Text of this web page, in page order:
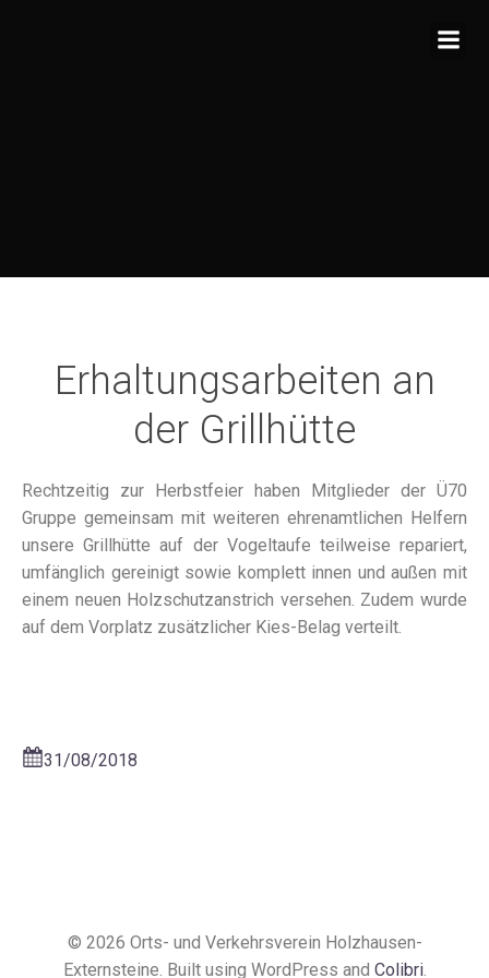
Erhaltungsarbeiten an
der Grillhütte
Rechtzeitig zur Herbstfeier haben Mitglieder der Ü70
Gruppe gemeinsam mit weiteren ehrenamtlichen Helfern
unsere Grillhütte auf der Vogeltaufe teilweise repariert,
umfänglich gereinigt sowie komplett innen und außen mit
einem neuen Holzschutzanstrich versehen. Zudem wurde
auf dem Vorplatz zusätzlicher Kies-Belag verteilt.
31/08/2018
© 2026 Orts- und Verkehrsverein Holzhausen-
Externsteine. Built using WordPress and Colibri.